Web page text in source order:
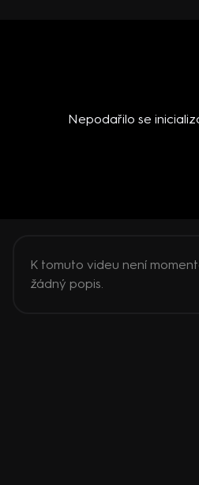
Nepodařilo se
K tomuto videu není
žádný popis.